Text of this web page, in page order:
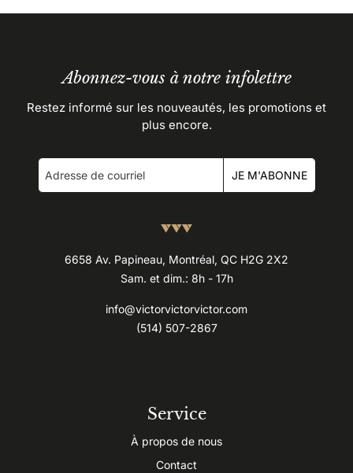
Abonnez-vous à notre infolettre
Restez informé sur les nouveautés, les promotions et
plus encore.
JE M'ABONNE
6658 Av. Papineau, Montréal, QC H2G 2X2
Sam. et dim.: 8h - 17h
info@victorvictorvictor.com
(514) 507-2867
Service
À propos de nous
Contact